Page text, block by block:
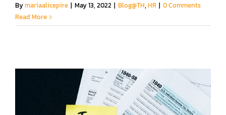
Bymariaalicepire | May 13, 2022 | Blog@TH, HR | 0 Comments
Read More